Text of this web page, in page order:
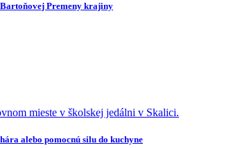
Premeny krajiny
alebo pomocnú silu do kuchyne